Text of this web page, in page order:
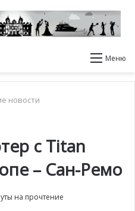
Меню
новости
с Titan
– Сан-Ремо
на прочтение